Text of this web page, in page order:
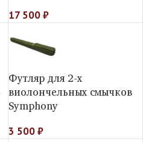
17 500₽
Футляр для 2-х
виолончельных смычков
Symphony
3 500₽